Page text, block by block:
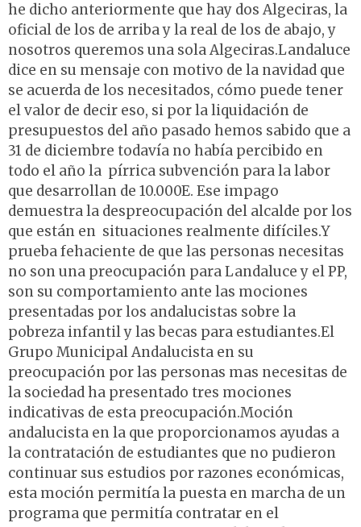
he dicho anteriormente que hay dos Algeciras, la
oficial de los de arriba y la real de los de abajo, y
nosotros queremos una sola Algeciras.Landaluce
dice en su mensaje con motivo de la navidad que
se acuerda de los necesitados, cómo puede tener
el valor de decir eso, si por la liquidación de
presupuestos del año pasado hemos sabido que a
31 de diciembre todavía no había percibido en
todo el año la pírrica subvención para la labor
que desarrollan de 10.000E. Ese impago
demuestra la despreocupación del alcalde por los
que están en situaciones realmente difíciles.Y
prueba fehaciente de que las personas necesitas
no son una preocupación para Landaluce y el PP,
son su comportamiento ante las mociones
presentadas por los andalucistas sobre la
pobreza infantil y las becas para estudiantes.El
Grupo Municipal Andalucista en su
preocupación por las personas mas necesitas de
la sociedad ha presentado tres mociones
indicativas de esta preocupación.Moción
andalucista en la que proporcionamos ayudas a
la contratación de estudiantes que no pudieron
continuar sus estudios por razones económicas,
esta moción permitía la puesta en marcha de un
programa que permitía contratar en el